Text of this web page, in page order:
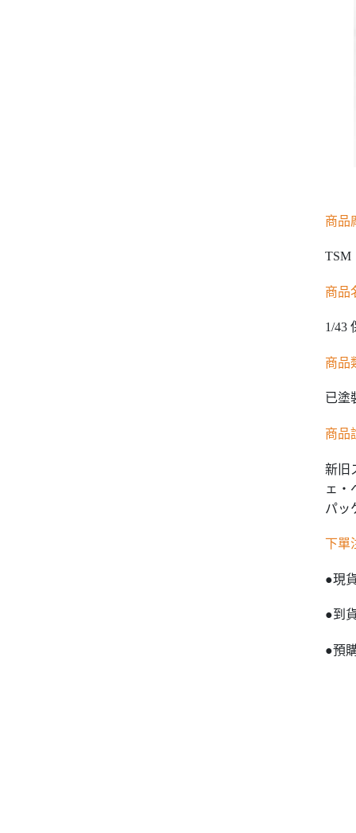
商品
TSM
商品
1/43
商品
已塗
商品
新旧
ェ・
パッ
下單
●現
●到
●預